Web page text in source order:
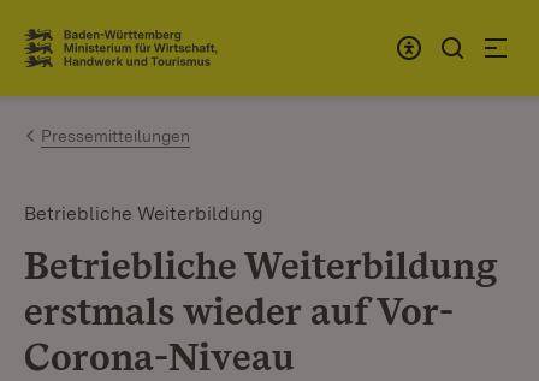
Zum Inhalt springen
Link zur Startseite
Pressemitteilungen
Betriebliche Weiterbildung
Betriebliche Weiterbildung
erstmals wieder auf Vor-
Corona-Niveau